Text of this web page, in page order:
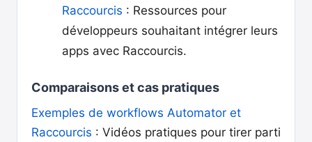
Raccourcis : Ressources pour
développeurs souhaitant intégrer leurs
apps avec Raccourcis.
Comparaisons et cas pratiques
Exemples de workflows Automator et
Raccourcis : Vidéos pratiques pour tirer parti